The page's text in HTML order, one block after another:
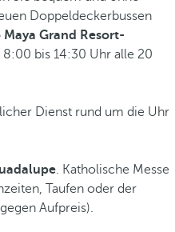
Doppeldeckerbussen
Maya Grand Resort-
bis 14:30 Uhr alle 20
Dienst rund um die Uhr
. Katholische Messe
Taufen oder der
Aufpreis).